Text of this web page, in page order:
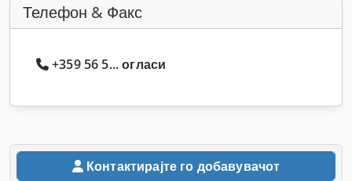
Телефон & Факс
+359 56 5... огласи
Контактирајте го добавувачот